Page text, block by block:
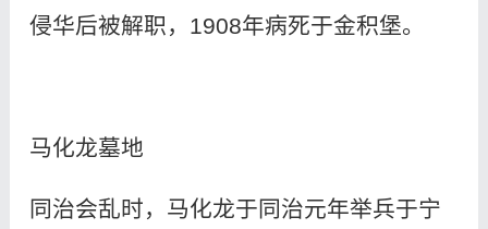
侵华后被解职，1908年病死于金积堡。
马化龙墓地
同治会乱时，马化龙于同治元年举兵于宁